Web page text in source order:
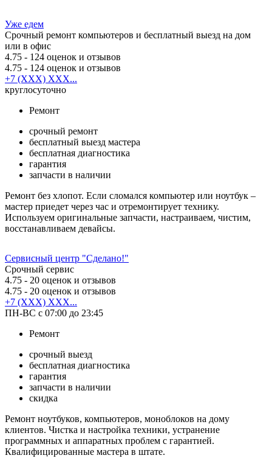
Уже едем
Срочный ремонт компьютеров и бесплатный выезд на дом
или в офис
4.75 - 124 оценок и отзывов
4.75 - 124 оценок и отзывов
+7 (XXX) XXX...
круглосуточно
Ремонт
срочный ремонт
бесплатный выезд мастера
бесплатная диагностика
гарантия
запчасти в наличии
Ремонт без хлопот. Если сломался компьютер или ноутбук –
мастер приедет через час и отремонтирует технику.
Используем оригинальные запчасти, настраиваем, чистим,
восстанавливаем девайсы.
Сервисный центр "Сделано!"
Срочный сервис
4.75 - 20 оценок и отзывов
4.75 - 20 оценок и отзывов
+7 (XXX) XXX...
ПН-ВС с 07:00 до 23:45
Ремонт
срочный выезд
бесплатная диагностика
гарантия
запчасти в наличии
скидка
Ремонт ноутбуков, компьютеров, моноблоков на дому
клиентов. Чистка и настройка техники, устранение
программных и аппаратных проблем с гарантией.
Квалифицированные мастера в штате.